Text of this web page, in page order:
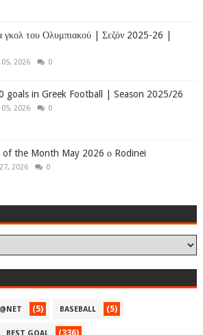
γκολ του Ολυμπιακού | Σεζόν 2025-26 |
05, 2026 0
goals in Greek Football | Season 2025/26
05, 2026 0
of the Month May 2026 ο Rodinei
2026 0
(5) BASEBALL (5)
(336)